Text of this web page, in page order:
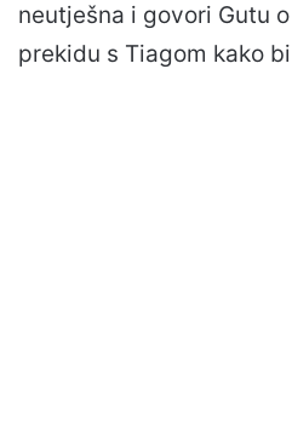
neutješna i govori Gutu
prekidu s Tiagom kako